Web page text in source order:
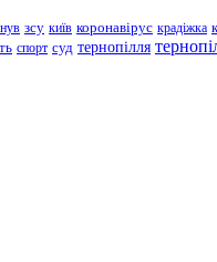
зсу київ коронавірус крадіжка
спорт суд тернопілля